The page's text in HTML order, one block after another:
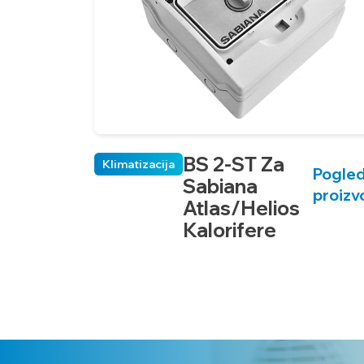
CRC73
BS 2-ST Za
Sabiana
Atlas/Helios
Kalorifere
Klimatizacija